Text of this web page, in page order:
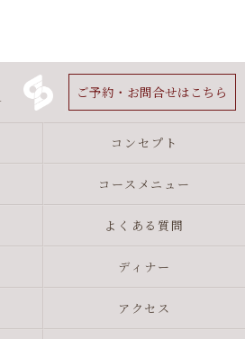
ご予約・お問合せはこちら
コンセプト
コースメニュー
よくある質問
ディナー
アクセス